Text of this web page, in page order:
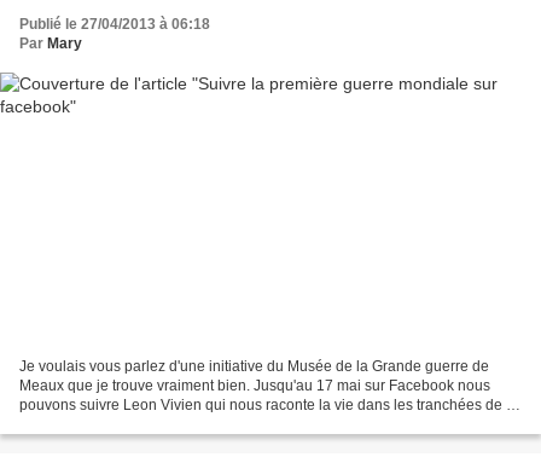
Publié le 27/04/2013 à 06:18
Par Mary
Je voulais vous parlez d'une initiative du Musée de la Grande guerre de
Meaux que je trouve vraiment bien. Jusqu'au 17 mai sur Facebook nous
pouvons suivre Leon Vivien qui nous raconte la vie dans les tranchées de la